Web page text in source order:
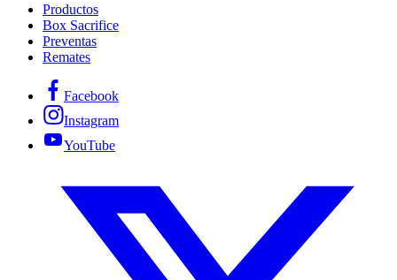
Productos
Box Sacrifice
Preventas
Remates
Facebook
Instagram
YouTube